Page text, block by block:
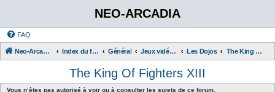
NEO-ARCADIA
FAQ
Neo-Arcadia.com Index du forum Général Jeux vidéo d'arcade Les Dojos The King Of Fighters XIII
The King Of Fighters XIII
Vous n’êtes pas autorisé à voir ou à consulter les sujets de ce forum.